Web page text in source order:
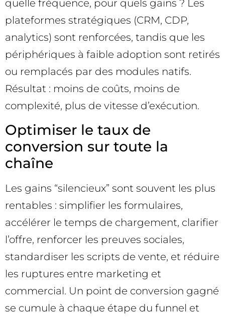
quelle fréquence, pour quels gains ? Les
plateformes stratégiques (CRM, CDP,
analytics) sont renforcées, tandis que les
périphériques à faible adoption sont retirés
ou remplacés par des modules natifs.
Résultat : moins de coûts, moins de
complexité, plus de vitesse d’exécution.
Optimiser le taux de
conversion sur toute la
chaîne
Les gains “silencieux” sont souvent les plus
rentables : simplifier les formulaires,
accélérer le temps de chargement, clarifier
l’offre, renforcer les preuves sociales,
standardiser les scripts de vente, et réduire
les ruptures entre marketing et
commercial. Un point de conversion gagné
se cumule à chaque étape du funnel et